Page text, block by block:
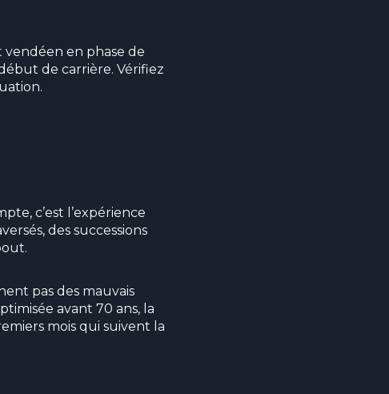
vendéen en phase de
de carrière. Vérifiez
c’est l’expérience
des successions
pas des mauvais
avant 70 ans, la
mois qui suivent la